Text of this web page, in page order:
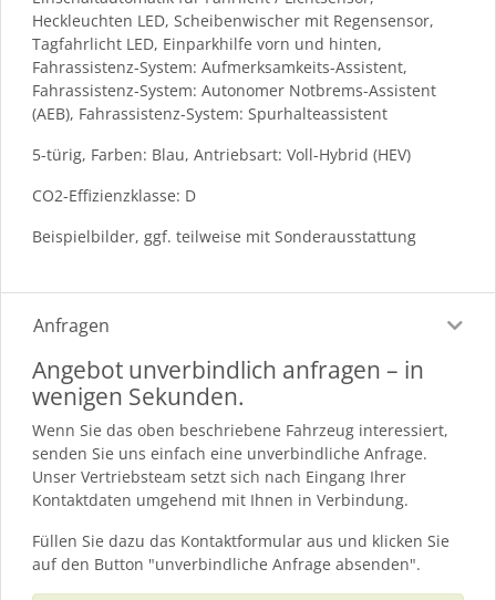
Heckleuchten LED, Scheibenwischer mit Regensensor,
Tagfahrlicht LED, Einparkhilfe vorn und hinten,
Fahrassistenz-System: Aufmerksamkeits-Assistent,
Fahrassistenz-System: Autonomer Notbrems-Assistent
(AEB), Fahrassistenz-System: Spurhalteassistent
5-türig, Farben: Blau, Antriebsart: Voll-Hybrid (HEV)
CO2-Effizienzklasse: D
Beispielbilder, ggf. teilweise mit Sonderausstattung
Anfragen
Angebot unverbindlich anfragen – in
wenigen Sekunden.
Wenn Sie das oben beschriebene Fahrzeug interessiert,
senden Sie uns einfach eine unverbindliche Anfrage.
Unser Vertriebsteam setzt sich nach Eingang Ihrer
Kontaktdaten umgehend mit Ihnen in Verbindung.
Füllen Sie dazu das Kontaktformular aus und klicken Sie
auf den Button "unverbindliche Anfrage absenden".